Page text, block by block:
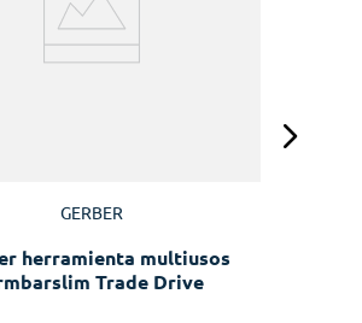
GERBER
herramienta multiusos
Trade Drive